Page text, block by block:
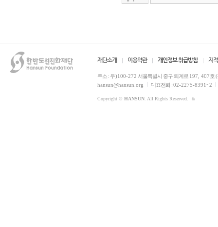
재단소개 이용약관 개인정보 취급방침 지
주소 : 우)100-272 서울특별시 중구 퇴계로 197, 407호
hansun@hansun.org
대표전화 :02-2275-8391~2
Copyright © HANSUN. All Rights Reserved.